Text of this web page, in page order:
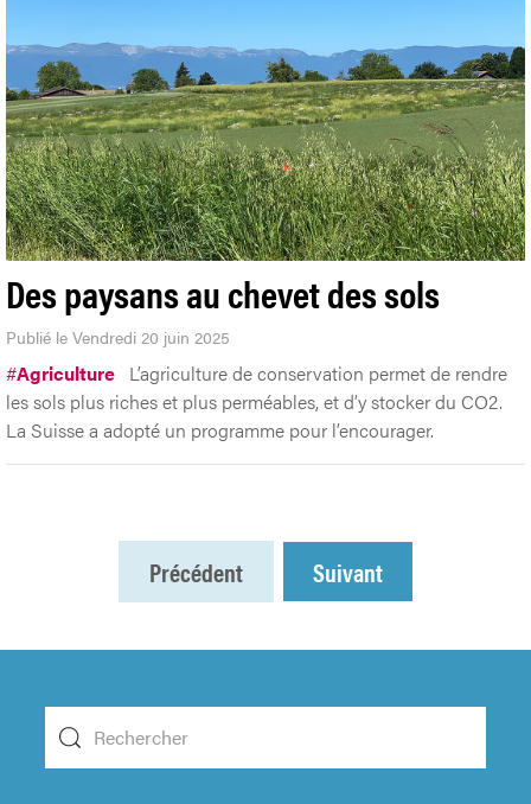
Des paysans au chevet des sols
Publié le Vendredi 20 juin 2025
#Agriculture L’agriculture de conservation permet de rendre
les sols plus riches et plus perméables, et d’y stocker du CO2.
La Suisse a adopté un programme pour l’encourager.
Précédent Suivant